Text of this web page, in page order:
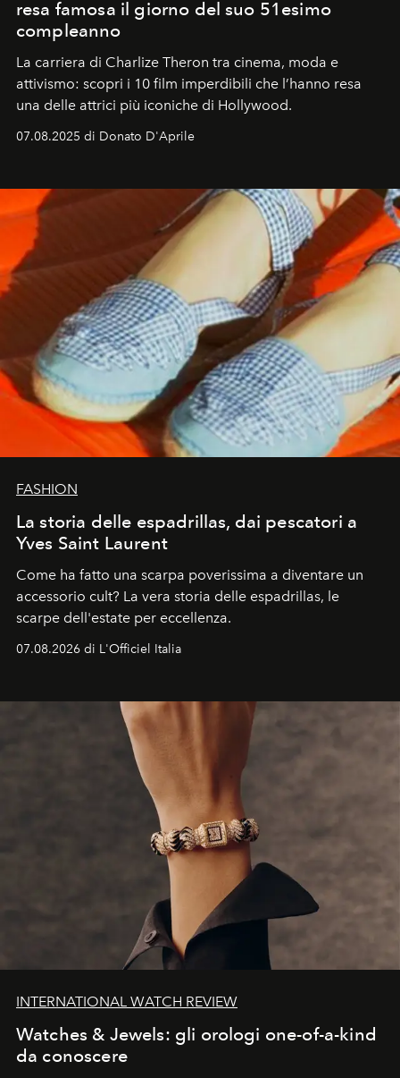
resa famosa il giorno del suo 51esimo
compleanno
La carriera di Charlize Theron tra cinema, moda e
attivismo: scopri i 10 film imperdibili che l’hanno resa
una delle attrici più iconiche di Hollywood.
07.08.2025 di Donato D'Aprile
FASHION
La storia delle espadrillas, dai pescatori a
Yves Saint Laurent
Come ha fatto una scarpa poverissima a diventare un
accessorio cult? La vera storia delle espadrillas, le
scarpe dell'estate per eccellenza.
07.08.2026 di L'Officiel Italia
INTERNATIONAL WATCH REVIEW
Watches & Jewels: gli orologi one-of-a-kind
da conoscere